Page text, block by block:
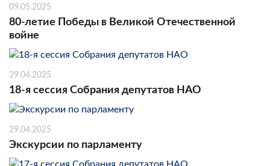
09.05.2025
80-летие Победы в Великой Отечественной
войне
29.04.2025
18-я сессия Собрания депутатов НАО
29.04.2025
Экскурсии по парламенту